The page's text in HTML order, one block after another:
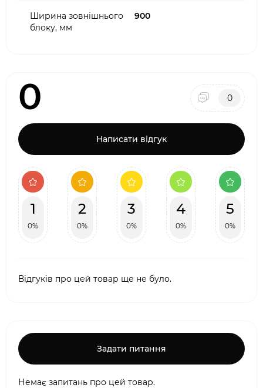
Ширина зовнішнього
блоку, мм
900
0 0
Написати відгук
1
0%
2
0%
3
0%
4
0%
5
0%
Відгуків про цей товар ще не було.
Задати питання
Немає запитань про цей товар.